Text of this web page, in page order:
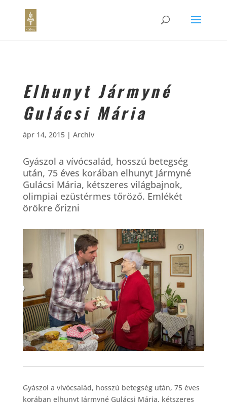
Elhunyt Jármyné
Gulácsi Mária
ápr 14, 2015| Archív
Gyászol a vívócsalád, hosszú betegség
után, 75 éves korában elhunyt Jármyné
Gulácsi Mária, kétszeres világbajnok,
olimpiai ezüstérmes tőröző. Emlékét
örökre őrizni
Gyászol a vívócsalád, hosszú betegség után, 75 éves
korában elhunyt Jármyné Gulácsi Mária, kétszeres